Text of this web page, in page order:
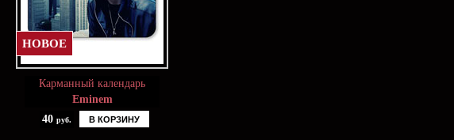
Карманный календарь
Eminem
40 руб. В КОРЗИНУ
НОВОЕ